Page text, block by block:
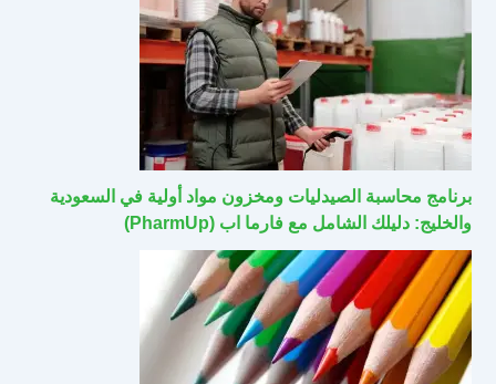
برنامج محاسبة الصيدليات ومخزون مواد أولية في السعودية
والخليج: دليلك الشامل مع فارما اب (PharmUp)